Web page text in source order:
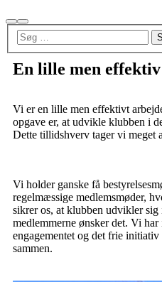
En lille men effektiv
Vi er en lille men effektivt
opgave er, at udvikle klubben i
Dette tillidshverv tager vi meget
Vi holder ganske få
regelmæssige medlemsmøder,
sikrer os, at klubben udvikler sig
medlemmerne ønsker det. Vi
engagementet og det frie
sammen.